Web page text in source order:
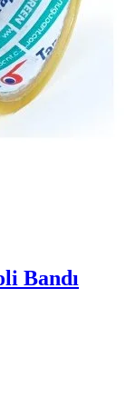
Bandı